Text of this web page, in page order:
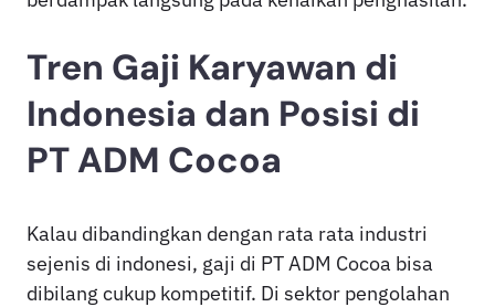
Tren Gaji Karyawan di
Indonesia dan Posisi di
PT ADM Cocoa
Kalau dibandingkan dengan rata rata industri
sejenis di indonesi, gaji di PT ADM Cocoa bisa
dibilang cukup kompetitif. Di sektor pengolahan